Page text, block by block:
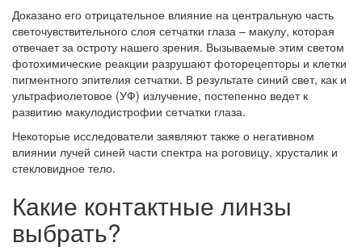
Доказано его отрицательное влия­ние на центральную часть
светочувствительного слоя сетчатки глаза – макулу, которая
отвечает за остроту нашего зрения. Вызываемые этим светом
фотохимические реакции разрушают фоторецепторы и клетки
пигментного эпителия сетчатки. В результате синий свет, как и
ультрафиолетовое (УФ) излучение, постепенно ведет к
развитию макулодистрофии сетчатки глаза.
Некоторые исследователи заявляют также о негативном
влиянии лучей синей части спектра на роговицу, хрусталик и
стекловидное тело.
Какие контактные линзы
выбрать?